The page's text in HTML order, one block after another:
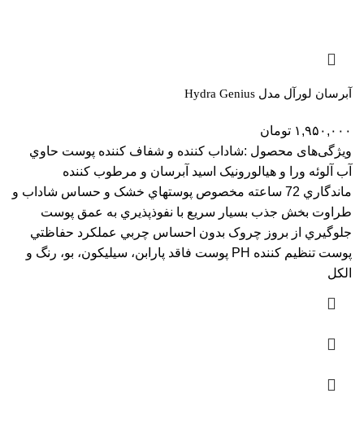
آبرسان لورآل مدل Hydra Genius
۱,۹۵۰,۰۰۰ تومان
ویژگی‌های محصول :شاداب کننده و شفاف کننده پوست حاوي
آب آلوئه ورا و هيالورونيک اسيد آبرسان و مرطوب کننده
ماندگاري 72 ساعته مخصوص پوستهاي خشک و حساس شاداب و
طراوت بخش جذب بسيار سريع با نفوذپذيري به عمق پوست
جلوگيري از بروز چروک بدون احساس چربي عملکرد حفاظتي
پوست تنظيم کننده PH پوست فاقد پارابن، سيليکون، بو، رنگ و
الکل